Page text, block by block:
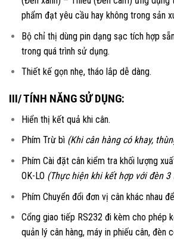
phẩm đạt yêu cầu hay không trong sản
Bộ chỉ thị dùng pin dạng sạc tích hợp
trong quá trình sử dụng.
Thiết kế gọn nhẹ, tháo lắp dễ dàng.
III/ TÍNH NĂNG SỬ DỤNG:
Hiển thị kết quả khi cân.
Phím Trừ bì (Khi cân hàng có khay,
Phím Cài đặt cân kiểm tra khối lượng
OK-LO (Thực hiện khi kết hợp với đèn 3
Phím Chuyển đổi đơn vị cân khác nhau
Cổng giao tiếp RS232 đi kèm cho phép
quản lý cân hàng, máy in phiếu cân, đèn